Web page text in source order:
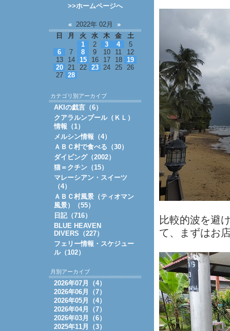
比較的波を避
て、まずはお
>>ホームページへ
« 2022年 02月 »
日
月 火 水 木 金
土
1
2 3 4
5
6
7 8 9 10 11
12
13
14 15 16 17 18
19
20
21 22 23 24 25
26
27
28
カテゴリ別アーカイブ
AKIの戯言（6）
クアラルンプール（ＫＬ）
情報（1）
メルシン情報（4）
ＡＢＣ村で食べる（30）
ダイビング（2002）
猫＝クチン（15）
マレーシアン・スイーツ
（4）
ＡＢＣ村風景（ティオマン
風景）（55）
日記（716）
BLUE HEAVEN
DIVERS（227）
フェリー情報・スケジュー
ル（102）
月別アーカイブ
2026年07月（4）
2026年06月（7）
2026年05月（4）
2026年04月（7）
2026年03月（6）
2025年11月（3）